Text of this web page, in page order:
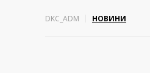
DKC_ADM НОВИНИ